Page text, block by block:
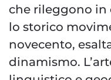
che rileggono in
lo storico
novecento,
dinamismo.